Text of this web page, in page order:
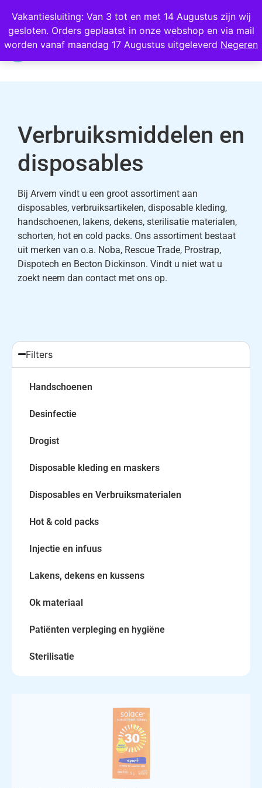
Vakantiesluiting: Van 3 tot en met 14 Augustus zijn wij
gesloten. Orders geplaatst in onze webshop en via mail
worden vanaf maandag 17 Augustus uitgeleverd Negeren
Wij scoren een 4,8 op Google
0
Verbruiksmiddelen en
disposables
Bij Arvem vindt u een groot assortiment aan
disposables, verbruiksartikelen, disposable kleding,
handschoenen, lakens, dekens, sterilisatie materialen,
schorten, hot en cold packs. Ons assortiment bestaat
uit merken van o.a. Noba, Rescue Trade, Prostrap,
Dispotech en Becton Dickinson. Vindt u niet wat u
zoekt neem dan contact met ons op.
Filters
Handschoenen
Desinfectie
Drogist
Disposable kleding en maskers
Disposables en Verbruiksmaterialen
Hot & cold packs
Injectie en infuus
Lakens, dekens en kussens
Ok materiaal
Patiënten verpleging en hygiëne
Sterilisatie